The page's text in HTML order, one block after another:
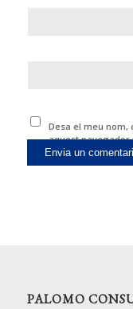
Desa el meu nom,
aquest navegador
comenti.
PALOMO